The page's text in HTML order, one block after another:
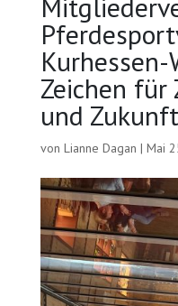
Zeichen für
und Zukunft
von Lianne Dagan | Mai